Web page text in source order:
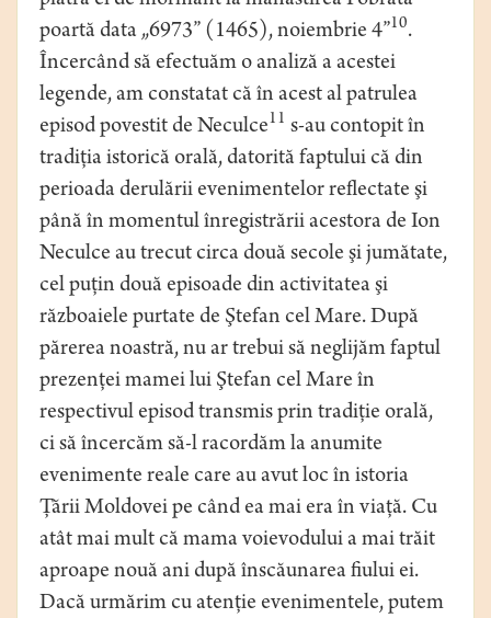
poartă data „6973” (1465), noiembrie 4”10.
Încercând să efectuăm o analiză a acestei
legende, am constatat că în acest al patrulea
episod povestit de Neculce11 s-au contopit în
tradiţia istorică orală, datorită faptului că din
perioada derulării evenimentelor reflectate şi
până în momentul înregistrării acestora de Ion
Neculce au trecut circa două secole şi jumătate,
cel puţin două episoade din activitatea şi
războaiele purtate de Ştefan cel Mare. După
părerea noastră, nu ar trebui să neglijăm faptul
prezenţei mamei lui Ştefan cel Mare în
respectivul episod transmis prin tradiţie orală,
ci să încercăm să-l racordăm la anumite
evenimente reale care au avut loc în istoria
Ţării Moldovei pe când ea mai era în viaţă. Cu
atât mai mult că mama voievodului a mai trăit
aproape nouă ani după înscăunarea fiului ei.
Dacă urmărim cu atenţie evenimentele, putem